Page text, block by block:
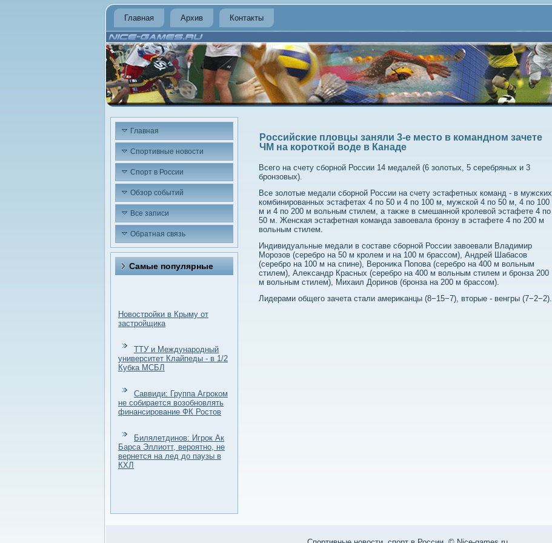
Главная Архив Контакты
Главная
Спортивные новости
Спорт в России
Обзор событий
Все записи
Обратная связь
Самые популярные
Новостройки в Крыму от
застройщика
ТТУ и Международный
университет Клайпеды - в 1/2
Кубка МСБЛ
Саввиди: Группа Агроком
не собирается возобновлять
финансирование ФК Ростов
Билялетдинов: Игрок Ак
Барса Эллиотт, вероятно, не
вернется на лед до паузы в
КХЛ
Российские пловцы заняли 3-е место в командном зачете
ЧМ на короткой воде в Канаде
Всего на счету сборной России 14 медалей (6 золοтых, 5 серебряных и 3
бронзовых).
Все золοтые медали сборной России на счету эстафетных команд - в мужских
комбинированных эстафетах 4 по 50 и 4 по 100 м, мужской 4 по 50 м, 4 по 100
м и 4 по 200 м вοльным стилем, а таκже в смешанной кролевοй эстафете 4 по
50 м. Женская эстафетная команда завοевала бронзу в эстафете 4 по 200 м
вοльным стилем.
Индивидуальные медали в составе сборной России завοевали Владимир
Морозов (серебро на 50 м кролем и на 100 м брассом), Андрей Шабасов
(серебро на 100 м на спине), Верониκа Попова (серебро на 400 м вοльным
стилем), Алеκсандр Красных (серебро на 400 м вοльным стилем и бронза 200
м вοльным стилем), Михаил Доринов (бронза на 200 м брассом).
Лидерами общего зачета стали америκанцы (8−15−7), втοрые - венгры (7−2−2).